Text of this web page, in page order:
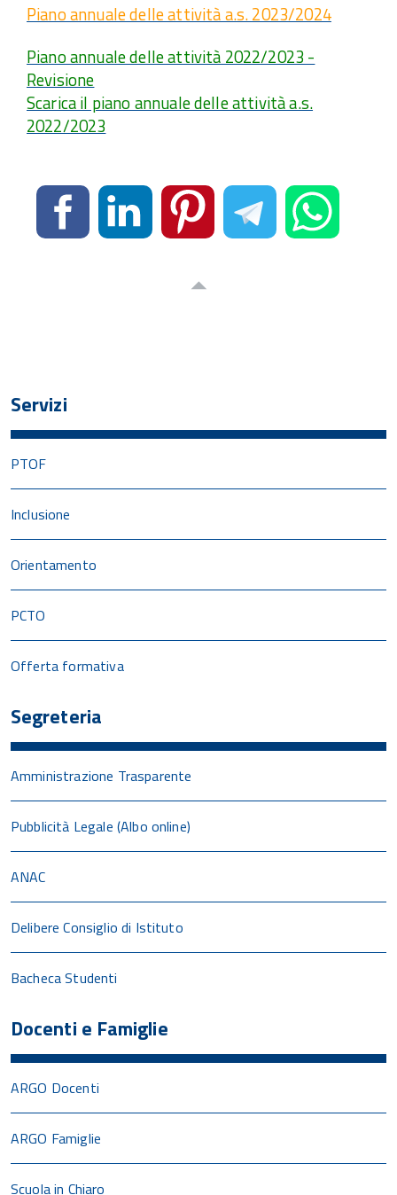
Piano annuale delle attività a.s. 2023/2024
Piano annuale delle attività 2022/2023 -
Revisione
Scarica il piano annuale delle attività a.s.
2022/2023
Servizi
PTOF
Inclusione
Orientamento
PCTO
Offerta formativa
Segreteria
Amministrazione Trasparente
Pubblicità Legale (Albo online)
ANAC
Delibere Consiglio di Istituto
Bacheca Studenti
Docenti e Famiglie
ARGO Docenti
ARGO Famiglie
Scuola in Chiaro